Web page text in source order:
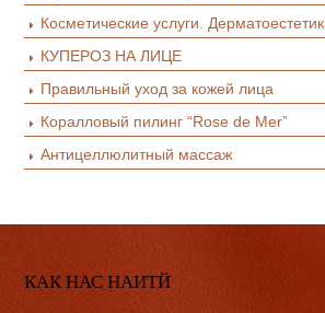
Косметические услуги.
КУПЕРОЗ НА ЛИЦЕ
Правильный уход за кожей лица
Коралловый пилинг “Rose de Mer”
Антицеллюлитный массаж
КАК НАС НАИТЙ